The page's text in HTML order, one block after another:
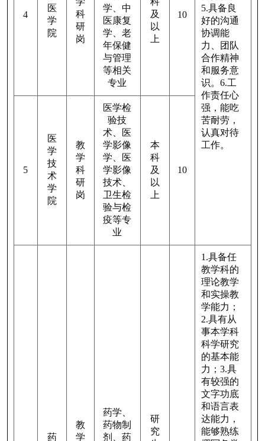
5.具备良
好的沟通
协调能
力、团队
合作精神
和服务意
识。6.工
作责任心
强，能吃
苦耐劳，
认真对待
工作。
4
医
学
院
科
研
岗
学、中
医康复
学、老
年保健
与管理
等相关
专业
及
以
上
10
5
医
学
技
术
学
院
教
学
科
研
岗
医学检
验技
术、医
学影像
学、医
学影像
技术、
卫生检
验与检
疫等专
业
本
科
及
以
上
10
药
教
学
药学、
药物制
剂、药
研
究
1.具备任
教学科的
理论教学
和实操教
学能力；
2.具有从
事本学科
科学研究
的基本能
力； 3.具
有较强的
文字功底
和语言表
达能力，
能够熟练